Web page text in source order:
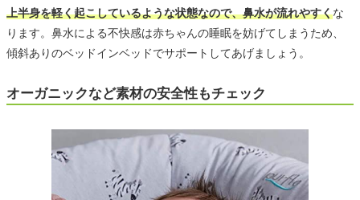
上半身を軽く起こしているような状態なので、鼻水が流れやすくな
ります。鼻水による不快感は赤ちゃんの睡眠を妨げてしまうため、
傾斜ありのベッドインベッドでサポートしてあげましょう。
オーガニックなど素材の安全性もチェック